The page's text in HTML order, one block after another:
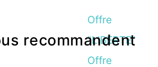
Offre
"LIBERTE"
Offre
recommandent